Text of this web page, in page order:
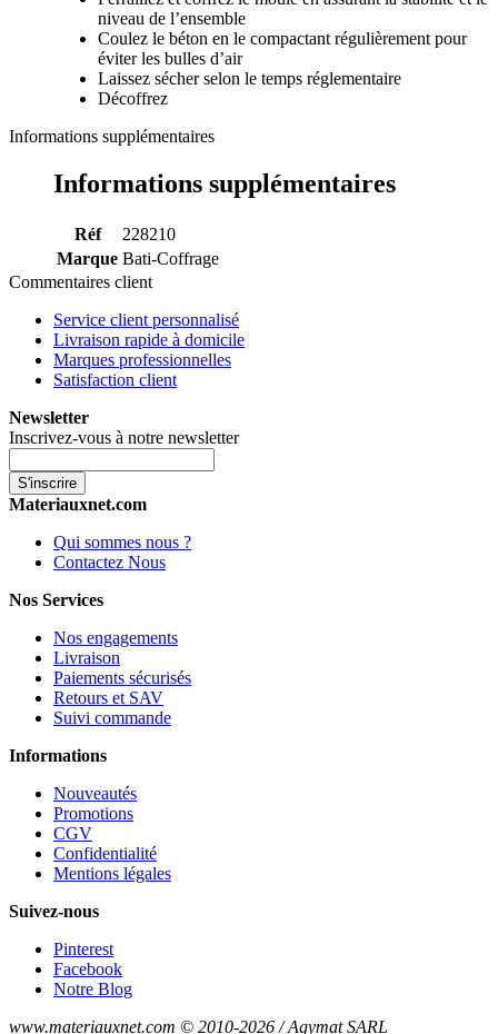
niveau de l’ensemble
Coulez le béton en le compactant régulièrement pour
éviter les bulles d’air
Laissez sécher selon le temps réglementaire
Décoffrez
Informations supplémentaires
Informations supplémentaires
Réf
228210
Marque Bati-Coffrage
Commentaires client
Service client personnalisé
Livraison rapide à domicile
Marques professionnelles
Satisfaction client
Newsletter
Inscrivez-vous à notre newsletter
S'inscrire
Materiauxnet.com
Qui sommes nous ?
Contactez Nous
Nos Services
Nos engagements
Livraison
Paiements sécurisés
Retours et SAV
Suivi commande
Informations
Nouveautés
Promotions
CGV
Confidentialité
Mentions légales
Suivez-nous
Pinterest
Facebook
Notre Blog
www.materiauxnet.com © 2010-2026 / Agymat SARL